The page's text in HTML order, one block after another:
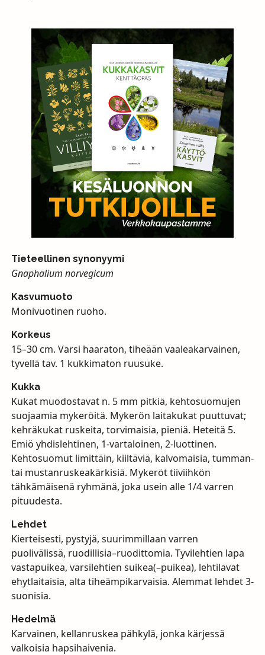
Tieteellinen synonyymi
Gnaphalium norvegicum
Kasvumuoto
Monivuotinen ruoho.
Korkeus
15–30 cm. Varsi haaraton, tiheään vaaleakarvainen,
tyvellä tav. 1 kukkimaton ruusuke.
Kukka
Kukat muodostavat n. 5 mm pitkiä, kehtosuomujen
suojaamia mykeröitä. Mykerön laitakukat puuttuvat;
kehräkukat ruskeita, torvimaisia, pieniä. Heteitä 5.
Emiö yhdislehtinen, 1-vartaloinen, 2-luottinen.
Kehtosuomut limittäin, kiiltäviä, kalvomaisia, tumman-
tai mustanruskeakärkisiä. Mykeröt tiiviihkön
tähkämäisenä ryhmänä, joka usein alle 1/4 varren
pituudesta.
Lehdet
Kierteisesti, pystyjä, suurimmillaan varren
puolivälissä, ruodillisia–ruodittomia. Tyvilehtien lapa
vastapuikea, varsilehtien suikea(–puikea), lehtilavat
ehytlaitaisia, alta tiheämpikarvaisia. Alemmat lehdet 3-
suonisia.
Hedelmä
Karvainen, kellanruskea pähkylä, jonka kärjessä
valkoisia hapsihaivenia.